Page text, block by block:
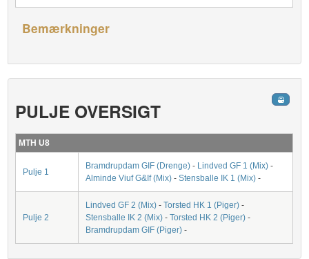
Bemærkninger
PULJE OVERSIGT
MTH U8
Pulje 1
Bramdrupdam GIF (Drenge) - Lindved GF 1 (Mix) -
Alminde Viuf G&If (Mix) -Stensballe IK 1 (Mix) -
Pulje 2
Lindved GF 2 (Mix) -Torsted HK 1 (Piger) -
Stensballe IK 2 (Mix) -Torsted HK 2 (Piger) -
Bramdrupdam GIF (Piger) -